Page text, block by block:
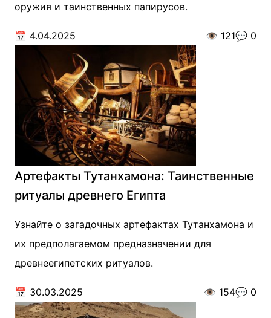
оружия и таинственных папирусов.
📅 4.04.2025 👁️ 121💬 0
Артефакты Тутанхамона: Таинственные
ритуалы древнего Египта
Узнайте о загадочных артефактах Тутанхамона и
их предполагаемом предназначении для
древнеегипетских ритуалов.
📅 30.03.2025 👁️ 154💬 0